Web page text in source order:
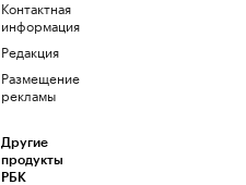
Контактная
информация
Редакция
Размещение
рекламы
Другие
продукты
РБК